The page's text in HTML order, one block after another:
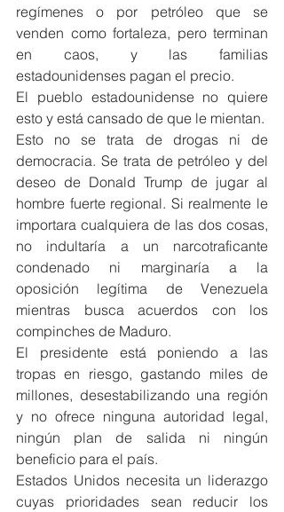
regímenes o por petróleo que se
venden como fortaleza, pero terminan
en caos, y las familias
estadounidenses pagan el precio.
El pueblo estadounidense no quiere
esto y está cansado de que le mientan.
Esto no se trata de drogas ni de
democracia. Se trata de petróleo y del
deseo de Donald Trump de jugar al
hombre fuerte regional. Si realmente le
importara cualquiera de las dos cosas,
no indultaría a un narcotraficante
condenado ni marginaría a la
oposición legítima de Venezuela
mientras busca acuerdos con los
compinches de Maduro.
El presidente está poniendo a las
tropas en riesgo, gastando miles de
millones, desestabilizando una región
y no ofrece ninguna autoridad legal,
ningún plan de salida ni ningún
beneficio para el país.
Estados Unidos necesita un liderazgo
cuyas prioridades sean reducir los